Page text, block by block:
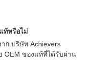
ท้หรือไม่
ก บริษัท Achievers
OEM ของแท้ที่ได้รับผ่าน